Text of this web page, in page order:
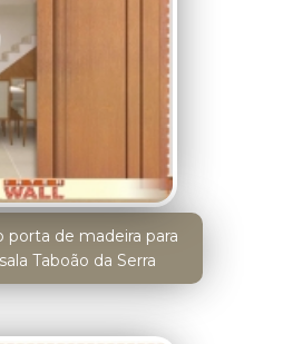
porta de madeira para
Taboão da Serra